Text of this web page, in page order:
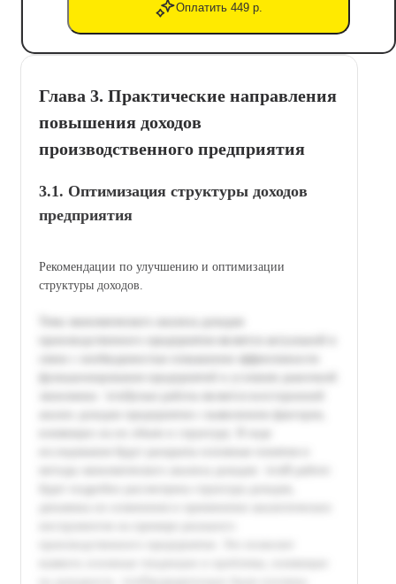
Оплатить 449 р.
Глава 3. Практические направления
повышения доходов
производственного предприятия
3.1. Оптимизация структуры доходов
предприятия
Рекомендации по улучшению и оптимизации
структуры доходов.